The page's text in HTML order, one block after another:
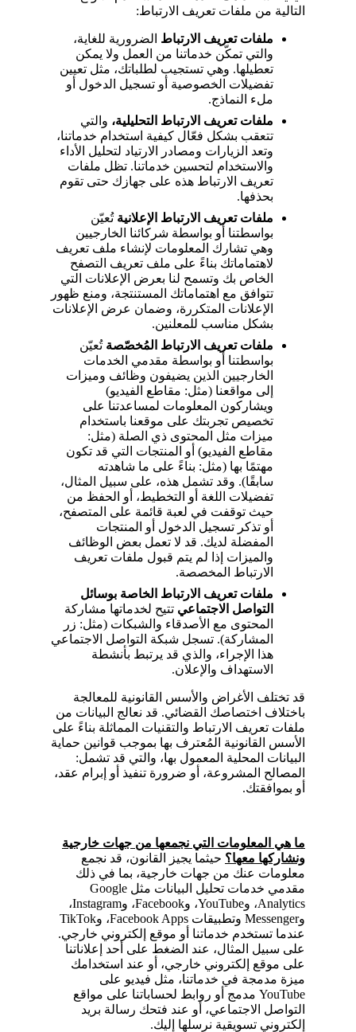
التالية من ملفات تعريف الارتباط:
ملفات تعريف الارتباط الضرورية للغاية،
والتي تمكّن خدماتنا من العمل ولا يمكن
تعطيلها. وهي تستجيب لطلباتك، مثل تعيين
تفضيلات الخصوصية أو تسجيل الدخول أو
ملء النماذج.
ملفات تعريف الارتباط التحليلية، والتي
تتعقب بشكل فعّال كيفية استخدام خدماتنا،
وتعد الزيارات ومصادر الارتياد لتحليل الأداء
والاستخدام لتحسين خدماتنا. تظل ملفات
تعريف الارتباط هذه على جهازك حتى تقوم
بحذفها.
ملفات تعريف الارتباط الإعلانية تُعيّن
بواسطتنا أو بواسطة شركائنا الخارجيين
وهي تشارك المعلومات لإنشاء ملف تعريف
لاهتماماتك بناءً على ملف تعريف التصفح
الخاص بك وتسمح لنا بعرض الإعلانات التي
تتوافق مع اهتماماتك المستنتجة، ومنع ظهور
الإعلانات المتكررة، وضمان عرض الإعلانات
بشكل مناسب للمعلنين.
ملفات تعريف الارتباط المُخصّصة تُعيّن
بواسطتنا أو بواسطة مقدمي الخدمات
الخارجيين الذين يضيفون وظائف وميزات
إلى مواقعنا (مثل: مقاطع الفيديو)
ويشاركون المعلومات لمساعدتنا على
تخصيص تجربتك على موقعنا باستخدام
ميزات مثل المحتوى ذي الصلة (مثل:
مقاطع الفيديو) أو المنتجات التي قد تكون
مهتمًا بها (مثل: بناءً على ما شاهدته
سابقًا). وقد تشمل هذه، على سبيل المثال،
تفضيلات اللغة أو التخطيط، أو الحفظ من
حيث توقفت في لعبة قائمة على المتصفح،
أو تذكر تسجيل الدخول أو المنتجات
المفضلة لديك. قد لا تعمل بعض الوظائف
والميزات إذا لم يتم قبول ملفات تعريف
الارتباط المخصصة.
ملفات تعريف الارتباط الخاصة بوسائل
التواصل الاجتماعي تتيح لخدماتها مشاركة
المحتوى مع الأصدقاء والشبكات (مثل: زر
المشاركة). تسجل شبكة التواصل الاجتماعي
هذا الإجراء، والذي قد يرتبط بأنشطة
الاستهداف والإعلان.
قد تختلف الأغراض والأسس القانونية للمعالجة
باختلاف اختصاصك القضائي. قد نعالج البيانات من
ملفات تعريف الارتباط والتقنيات المماثلة بناءً على
الأسس القانونية المُعترف بها بموجب قوانين حماية
البيانات المحلية المعمول بها، والتي قد تشمل:
المصالح المشروعة، أو ضرورة تنفيذ أو إبرام عقد،
أو بموافقتك.
ما هي المعلومات التي نجمعها من جهات خارجية
ونشاركها معها؟ حيثما يجيز القانون، قد نجمع
معلومات عنك من جهات خارجية، بما في ذلك
مقدمي خدمات تحليل البيانات مثل Google
Analytics، وYouTube، وFacebook، وInstagram،
وMessenger وتطبيقات Facebook Apps، وTikTok
عندما تستخدم خدماتنا أو موقع إلكتروني خارجي.
على سبيل المثال، عند الضغط على أحد إعلاناتنا
على موقع إلكتروني خارجي، أو عند استخدامك
ميزة مدمجة في خدماتنا، مثل فيديو على
YouTube مدمج أو روابط لحساباتنا على مواقع
التواصل الاجتماعي، أو عند فتحك رسالة بريد
إلكتروني تسويقية نرسلها إليك.